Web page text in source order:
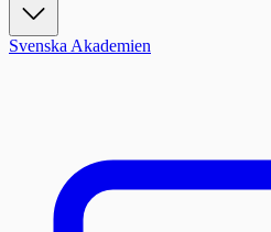
Svenska Akademien